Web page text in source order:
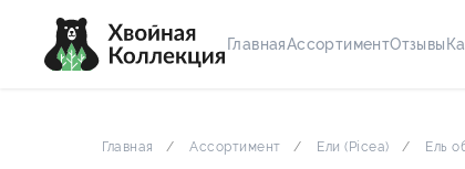
ГлавнаяАссортиментОтзывы
Главная Ассортимент Ели (Picea) Ель
популярное